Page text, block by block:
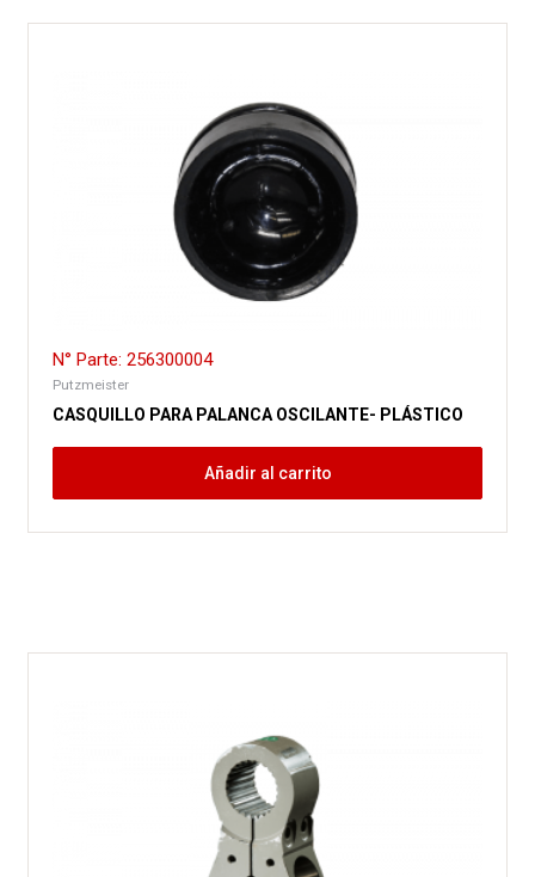
N° Parte: 256300004
Putzmeister
CASQUILLO PARA PALANCA OSCILANTE- PLÁSTICO
Añadir al carrito